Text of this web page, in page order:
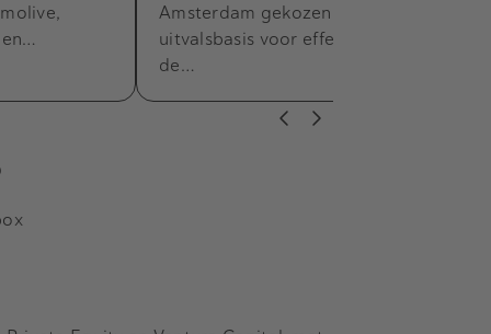
Amsterdam gekozen als zijn nieuwe
uitvalsbasis voor effectenhandel in
de…